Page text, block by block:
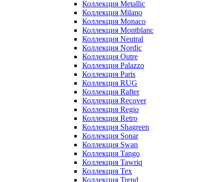
Коллекция Metallic
Коллекция Milano
Коллекция Monaco
Коллекция Montblanc
Коллекция Neutral
Коллекция Nordic
Коллекция Outre
Коллекция Palazzo
Коллекция Paris
Коллекция RUG
Коллекция Rafter
Коллекция Recover
Коллекция Regio
Коллекция Retro
Коллекция Shagreen
Коллекция Sonar
Коллекция Swan
Коллекция Tango
Коллекция Tawriq
Коллекция Tex
Коллекция Trend